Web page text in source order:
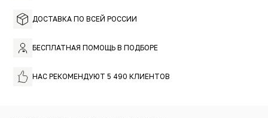
ДОСТАВКА ПО ВСЕЙ РОССИИ
БЕСПЛАТНАЯ ПОМОЩЬ В ПОДБОРЕ
НАС РЕКОМЕНДУЮТ 5 490 КЛИЕНТОВ